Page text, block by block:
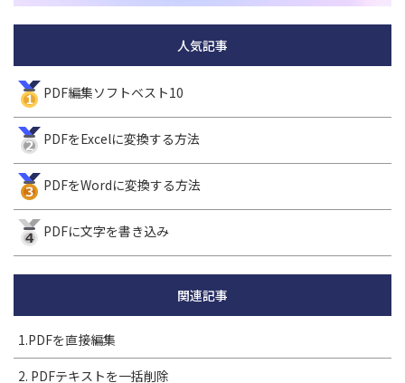
人気記事
PDF編集ソフトベスト10
PDFをExcelに変換する方法
PDFをWordに変換する方法
PDFに文字を書き込み
関連記事
1.PDFを直接編集
2. PDFテキストを一括削除